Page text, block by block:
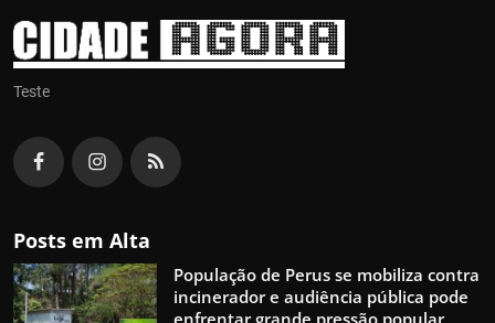
Teste
Posts em Alta
População de Perus se mobiliza contra
incinerador e audiência pública pode
enfrentar grande pressão popular